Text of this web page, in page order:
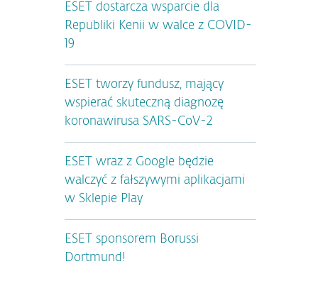
ESET dostarcza wsparcie dla
Republiki Kenii w walce z COVID-
19
ESET tworzy fundusz, mający
wspierać skuteczną diagnozę
koronawirusa SARS-CoV-2
ESET wraz z Google będzie
walczyć z fałszywymi aplikacjami
w Sklepie Play
ESET sponsorem Borussi
Dortmund!